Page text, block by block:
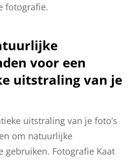
fotografie.
voor een
uitstraling van je
uitstraling van je foto’s
om natuurlijke
gebruiken. Fotografie Kaat